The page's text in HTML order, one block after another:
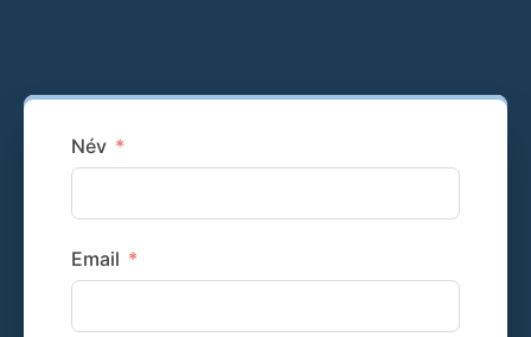
Név
Email